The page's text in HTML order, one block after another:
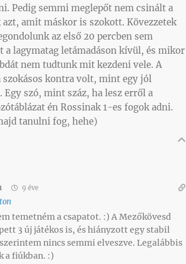
Pedig semmi meglepőt nem csinált a
azt, amit máskor is szokott. Kövezzetek
az első 20 percben sem
lagymatag letámadáson kívül, és mikor
nem tudtunk mit kezdeni vele. A
szokásos kontra volt, mint egy jól
Egy szó, mint száz, ha lesz erről a
én Rossinak 1-es fogok adni.
tanulni fog, hehe)
9 éve
temetném a csapatot. :) A Mezőkövesd
3 új játékos is, és hiányzott egy stabil
nincs semmi elveszve. Legalábbis
a fiúkban. :)